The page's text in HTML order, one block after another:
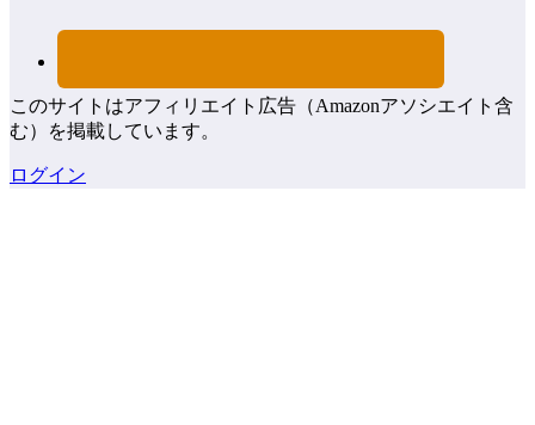
このサイトはアフィリエイト広告（Amazonアソシエイト含
む）を掲載しています。
ログイン